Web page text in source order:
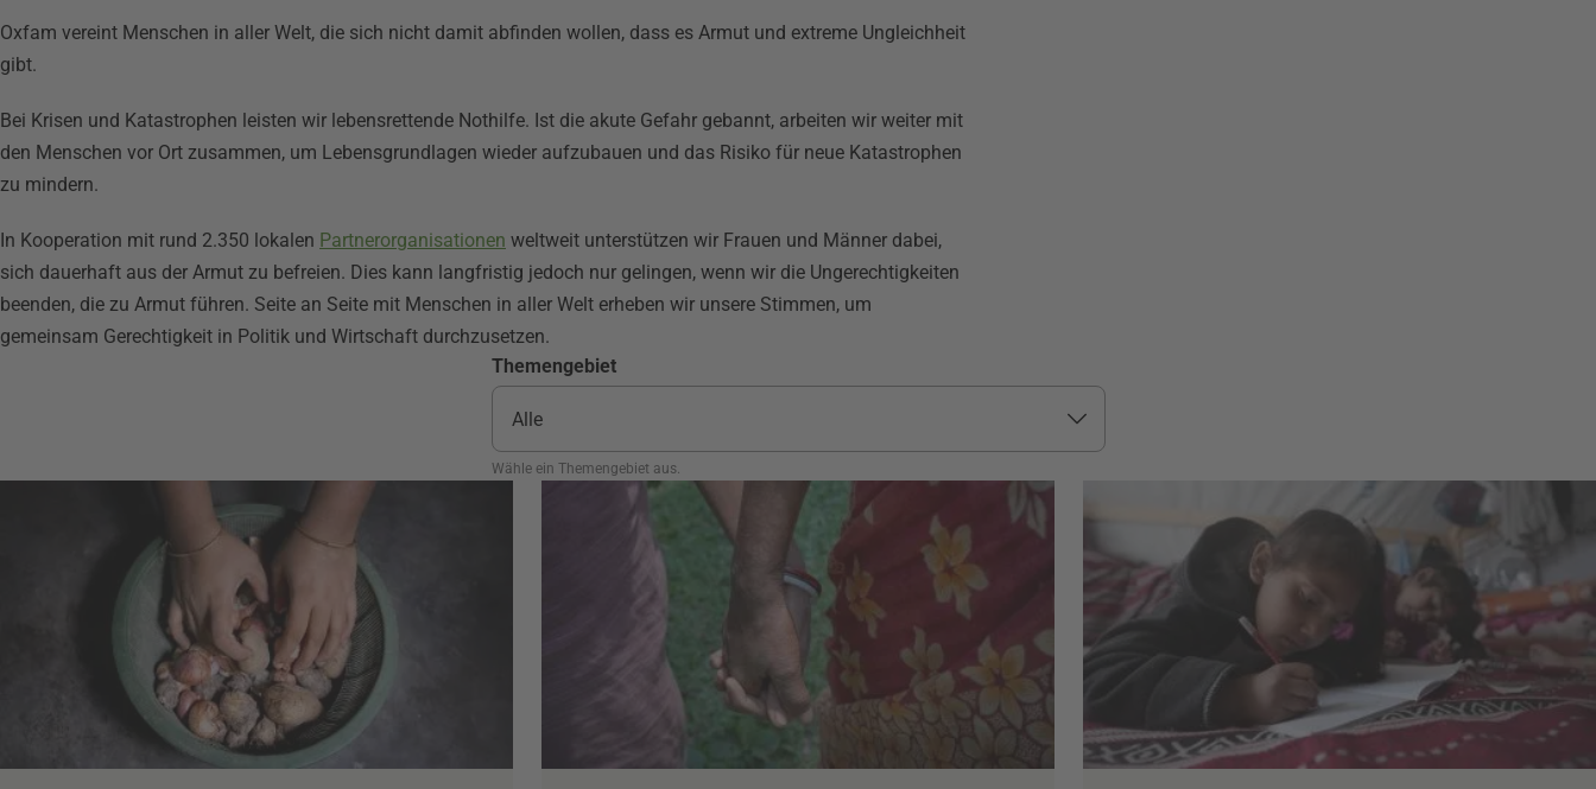
Oxfam vereint Menschen in aller Welt, die sich nicht damit abfinden wollen, dass es Armut und extreme Ungleichheit
gibt.
Bei Krisen und Katastrophen leisten wir lebensrettende Nothilfe. Ist die akute Gefahr gebannt, arbeiten wir weiter mit
den Menschen vor Ort zusammen, um Lebensgrundlagen wieder aufzubauen und das Risiko für neue Katastrophen
zu mindern.
In Kooperation mit rund 2.350 lokalen Partnerorganisationen weltweit unterstützen wir Frauen und Männer dabei,
sich dauerhaft aus der Armut zu befreien. Dies kann langfristig jedoch nur gelingen, wenn wir die Ungerechtigkeiten
beenden, die zu Armut führen. Seite an Seite mit Menschen in aller Welt erheben wir unsere Stimmen, um
gemeinsam Gerechtigkeit in Politik und Wirtschaft durchzusetzen.
Themengebiet
Wähle ein Themengebiet aus.